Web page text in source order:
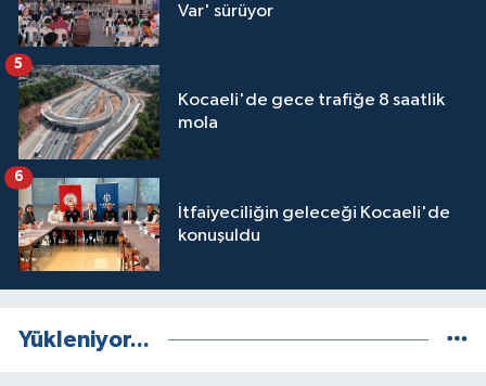
Var' sürüyor
Kocaeli'de gece trafiğe 8 saatlik
mola
5
İtfaiyeciliğin geleceği Kocaeli'de
konuşuldu
6
Yükleniyor...